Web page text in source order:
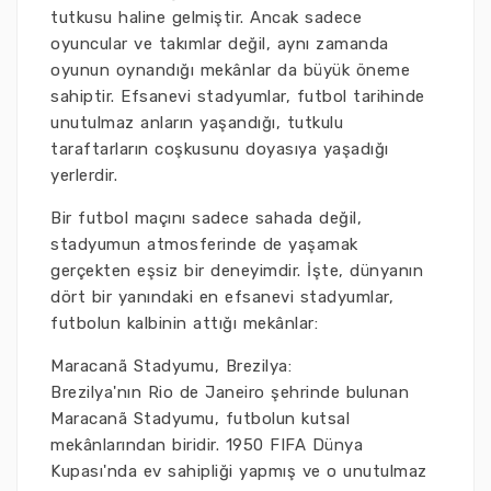
tutkusu haline gelmiştir. Ancak sadece
oyuncular ve takımlar değil, aynı zamanda
oyunun oynandığı mekânlar da büyük öneme
sahiptir. Efsanevi stadyumlar, futbol tarihinde
unutulmaz anların yaşandığı, tutkulu
taraftarların coşkusunu doyasıya yaşadığı
yerlerdir.
Bir futbol maçını sadece sahada değil,
stadyumun atmosferinde de yaşamak
gerçekten eşsiz bir deneyimdir. İşte, dünyanın
dört bir yanındaki en efsanevi stadyumlar,
futbolun kalbinin attığı mekânlar:
Maracanã Stadyumu, Brezilya:
Brezilya'nın Rio de Janeiro şehrinde bulunan
Maracanã Stadyumu, futbolun kutsal
mekânlarından biridir. 1950 FIFA Dünya
Kupası'nda ev sahipliği yapmış ve o unutulmaz